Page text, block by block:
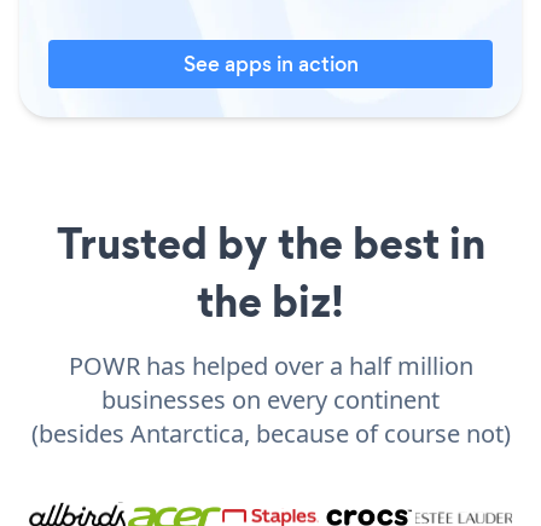
See apps in action
Trusted by the best in
the biz!
POWR has helped over a half million
businesses on every continent
(besides Antarctica, because of course not)